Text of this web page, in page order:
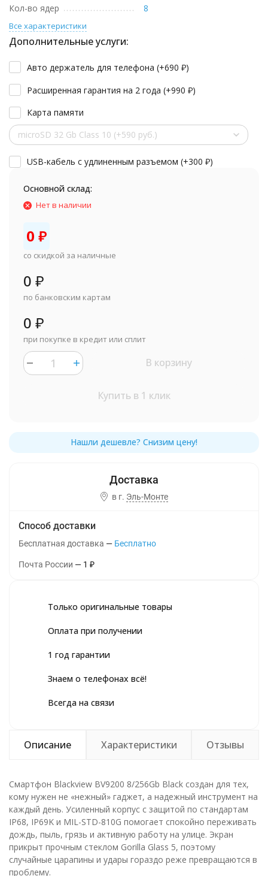
Кол-во ядер
8
Все характеристики
Дополнительные услуги:
Авто держатель для телефона (+690 ₽)
Расширенная гарантия на 2 года (+990 ₽)
Карта памяти
microSD 32 Gb Class 10 (+590 руб.)
USB-кабель с удлиненным разъемом (+300 ₽)
Основной склад:
Нет в наличии
0 ₽
со скидкой за наличные
0 ₽
по банковским картам
0 ₽
при покупке в кредит или сплит
В корзину
Купить в 1 клик
в г. Эль-Монте
Способ доставки
Бесплатная доставка Бесплатно
Почта России 1 ₽
Только оригинальные товары
Оплата при получении
1 год гарантии
Знаем о телефонах всё!
Всегда на связи
Описание Характеристики Отзывы
Смартфон Blackview BV9200 8/256Gb Black создан для тех,
кому нужен не «нежный» гаджет, а надежный инструмент на
каждый день. Усиленный корпус с защитой по стандартам
IP68, IP69K и MIL-STD-810G помогает спокойно переживать
дождь, пыль, грязь и активную работу на улице. Экран
прикрыт прочным стеклом Gorilla Glass 5, поэтому
случайные царапины и удары гораздо реже превращаются в
проблему.